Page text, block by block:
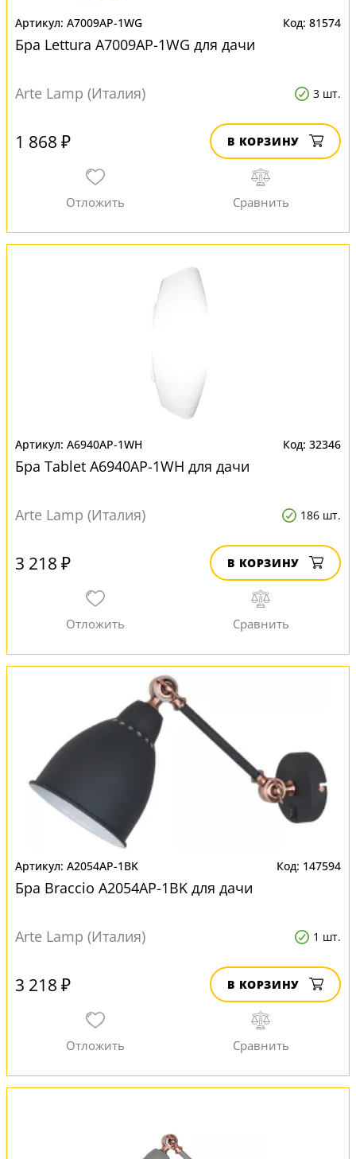
A7009AP-1WG 81574
Бра Lettura A7009AP-1WG для дачи
Arte Lamp (Италия) 3 шт.
1 868 ₽ В КОРЗИНУ
A6940AP-1WH 32346
Бра Tablet A6940AP-1WH для дачи
Arte Lamp (Италия) 186 шт.
3 218 ₽ В КОРЗИНУ
A2054AP-1BK 147594
Бра Braccio A2054AP-1BK для дачи
Arte Lamp (Италия) 1 шт.
3 218 ₽ В КОРЗИНУ